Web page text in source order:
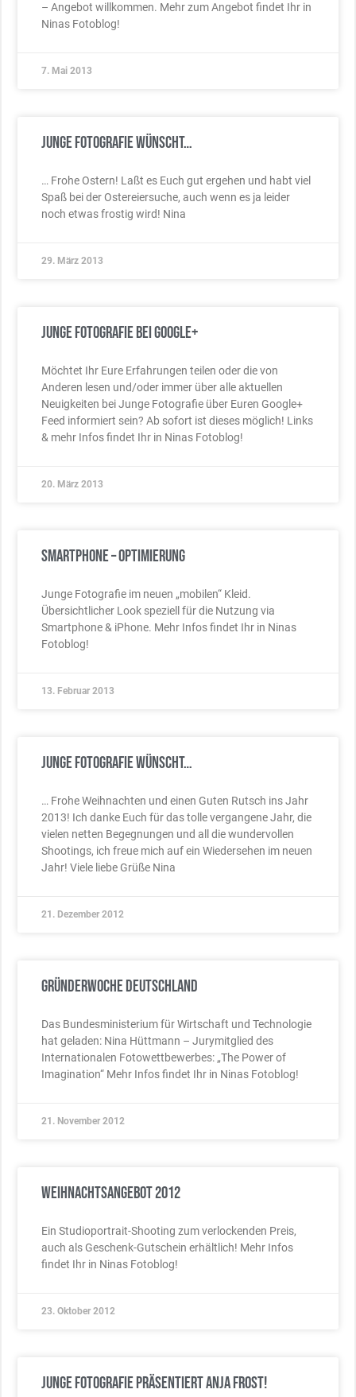
– Angebot willkommen. Mehr zum Angebot findet Ihr in
Ninas Fotoblog!
7. Mai 2013
Junge Fotografie wünscht…
… Frohe Ostern! Laßt es Euch gut ergehen und habt viel
Spaß bei der Ostereiersuche, auch wenn es ja leider
noch etwas frostig wird! Nina
29. März 2013
Junge Fotografie bei Google+
Möchtet Ihr Eure Erfahrungen teilen oder die von
Anderen lesen und/oder immer über alle aktuellen
Neuigkeiten bei Junge Fotografie über Euren Google+
Feed informiert sein? Ab sofort ist dieses möglich! Links
& mehr Infos findet Ihr in Ninas Fotoblog!
20. März 2013
Smartphone – Optimierung
Junge Fotografie im neuen „mobilen“ Kleid.
Übersichtlicher Look speziell für die Nutzung via
Smartphone & iPhone. Mehr Infos findet Ihr in Ninas
Fotoblog!
13. Februar 2013
Junge Fotografie wünscht…
… Frohe Weihnachten und einen Guten Rutsch ins Jahr
2013! Ich danke Euch für das tolle vergangene Jahr, die
vielen netten Begegnungen und all die wundervollen
Shootings, ich freue mich auf ein Wiedersehen im neuen
Jahr! Viele liebe Grüße Nina
21. Dezember 2012
Gründerwoche Deutschland
Das Bundesministerium für Wirtschaft und Technologie
hat geladen: Nina Hüttmann – Jurymitglied des
Internationalen Fotowettbewerbes: „The Power of
Imagination“ Mehr Infos findet Ihr in Ninas Fotoblog!
21. November 2012
Weihnachtsangebot 2012
Ein Studioportrait-Shooting zum verlockenden Preis,
auch als Geschenk-Gutschein erhältlich! Mehr Infos
findet Ihr in Ninas Fotoblog!
23. Oktober 2012
Junge Fotografie präsentiert Anja Frost!